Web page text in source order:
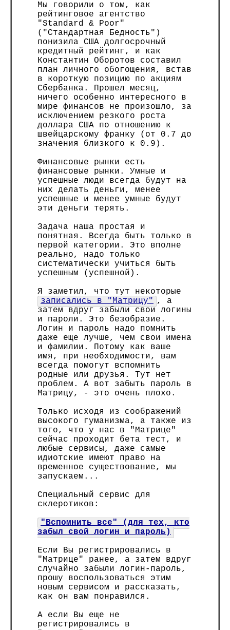
Мы говорили о том, как
рейтинговое агентство
"Standard & Poor"
("Стандартная Бедность")
понизила США долгосрочный
кредитный рейтинг, и как
Константин Оборотов составил
план личного обогощения, встав
в короткую позицию по акциям
Сбербанка. Прошел месяц,
ничего особенно интересного в
мире финансов не произошло, за
исключением резкого роста
доллара США по отношению к
швейцарскому франку (от 0.7 до
значения близкого к 0.9).
Финансовые рынки есть
финансовые рынки. Умные и
успешные люди всегда будут на
них делать деньги, менее
успешные и менее умные будут
эти деньги терять.
Задача наша простая и
понятная. Всегда быть только в
первой категории. Это вполне
реально, надо только
систематически учиться быть
успешным (успешной).
Я заметил, что тут некоторые
записались в "Матрицу" , а
затем вдруг забыли свои логины
и пароли. Это безобразие.
Логин и пароль надо помнить
даже еще лучше, чем свои имена
и фамилии. Потому как ваше
имя, при необходимости, вам
всегда помогут вспомнить
родные или друзья. Тут нет
проблем. А вот забыть пароль в
Матрицу, - это очень плохо.
Только исходя из соображений
высокого гуманизма, а также из
того, что у нас в "Матрице"
сейчас проходит бета тест, и
любые сервисы, даже самые
идиотские имеют право на
временное существование, мы
запускаем...
Специальный сервис для
склеротиков:
"Вспомнить все" (для тех, кто
забыл свой логин и пароль)
Если Вы регистрировались в
"Матрице" ранее, а затем вдруг
случайно забыли логин-пароль,
прошу воспользоваться этим
новым сервисом и рассказать,
как он вам понравился.
А если Вы еще не
регистрировались в